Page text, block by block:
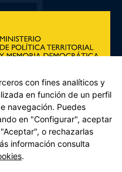
y Resiliencia – Financiado por
con fines analíticos y
en función de un perfil
navegación. Puedes
en "Configurar", aceptar
o rechazarlas
información consulta
.